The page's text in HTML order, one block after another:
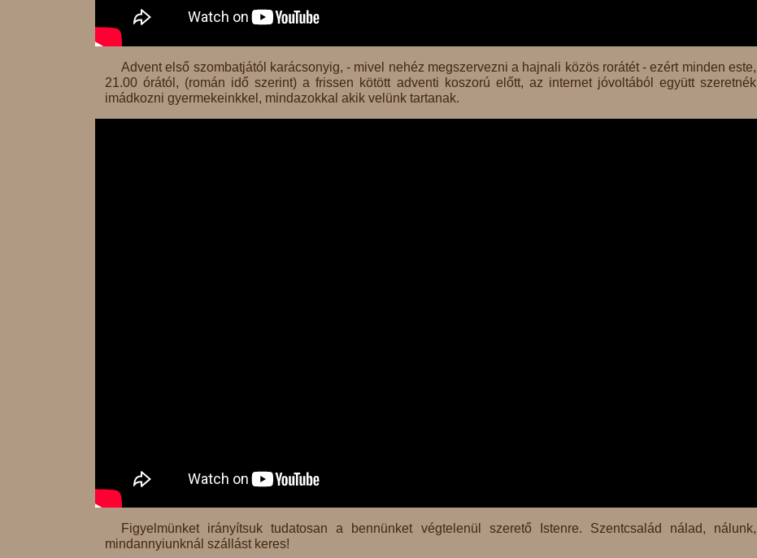
Advent első szombatjától karácsonyig, - mivel nehéz megszervezni a hajnali közös rorátét - ezért minden este,
21.00 órától, (román idő szerint) a frissen kötött adventi koszorú előtt, az internet jóvoltából együtt szeretnék
imádkozni gyermekeinkkel, mindazokkal akik velünk tartanak.
Figyelmünket irányítsuk tudatosan a bennünket végtelenül szerető Istenre. Szentcsalád nálad, nálunk,
mindannyiunknál szállást keres!